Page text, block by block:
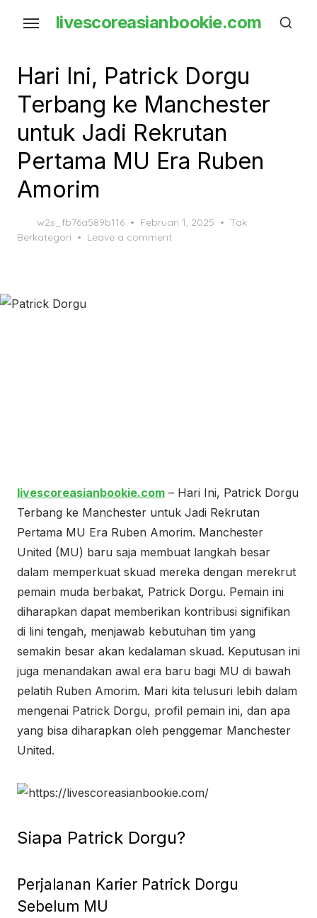
content
livescoreasianbookie.com
Hari Ini, Patrick Dorgu
Terbang ke Manchester
untuk Jadi Rekrutan
Pertama MU Era Ruben
Amorim
w2s_fb76a589b116
Posted
on
Februari 1, 2025
Tak
Berkategori
Leave a comment
livescoreasianbookie.com – Hari Ini, Patrick Dorgu
Terbang ke Manchester untuk Jadi Rekrutan
Pertama MU Era Ruben Amorim. Manchester
United (MU) baru saja membuat langkah besar
dalam memperkuat skuad mereka dengan merekrut
pemain muda berbakat, Patrick Dorgu. Pemain ini
diharapkan dapat memberikan kontribusi signifikan
di lini tengah, menjawab kebutuhan tim yang
semakin besar akan kedalaman skuad. Keputusan ini
juga menandakan awal era baru bagi MU di bawah
pelatih Ruben Amorim. Mari kita telusuri lebih dalam
mengenai Patrick Dorgu, profil pemain ini, dan apa
yang bisa diharapkan oleh penggemar Manchester
United.
Siapa Patrick Dorgu?
Perjalanan Karier Patrick Dorgu
Sebelum MU